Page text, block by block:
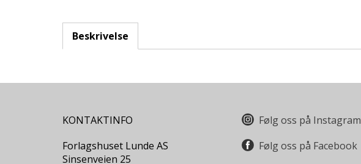
Beskrivelse
KONTAKTINFO
Forlagshuset Lunde AS
Sinsenveien 25
Følg oss på Instagram
Følg oss på Facebook